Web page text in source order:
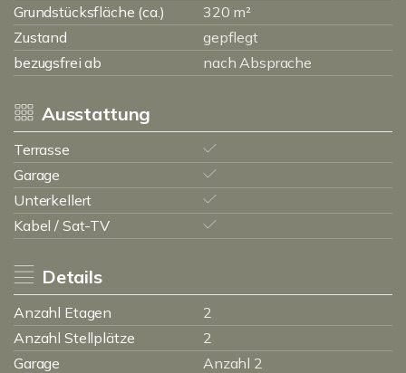
Grundstücksfläche (ca.)
320 m²
Zustand
gepflegt
bezugsfrei ab
nach Absprache
Ausstattung
Terrasse
Garage
Unterkellert
Kabel / Sat-TV
Details
Anzahl Etagen
2
Anzahl Stellplätze
2
Garage
Anzahl 2